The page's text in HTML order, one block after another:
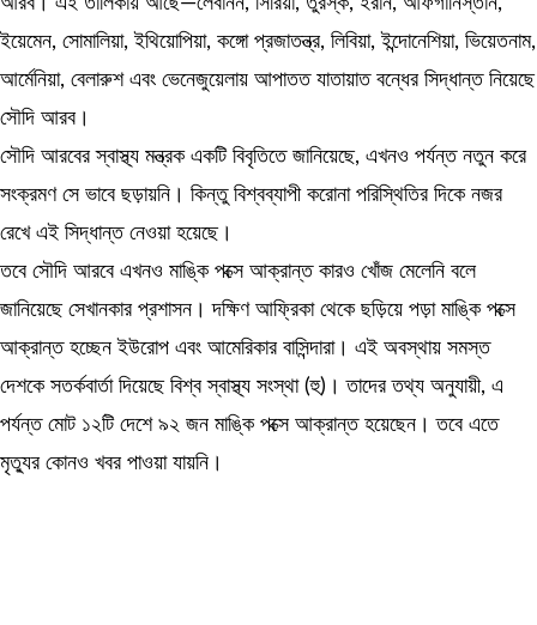
ইয়েমেন, সোমালিয়া, ইথিয়োপিয়া, কঙ্গো প্রজাতন্ত্র, লিবিয়া, ইন্দোনেশিয়া, ভিয়েতনাম,
আর্মেনিয়া, বেলারুশ এবং ভেনেজুয়েলায় আপাতত যাতায়াত বন্ধের সিদ্ধান্ত নিয়েছে
সৌদি আরব।
সৌদি আরবের স্বাস্থ্য মন্ত্রক একটি বিবৃতিতে জানিয়েছে, এখনও পর্যন্ত নতুন করে
সংক্রমণ সে ভাবে ছড়ায়নি। কিন্তু বিশ্বব্যাপী করোনা পরিস্থিতির দিকে নজর
রেখে এই সিদ্ধান্ত নেওয়া হয়েছে।
তবে সৌদি আরবে এখনও মাঙ্কি পক্সে আক্রান্ত কারও খোঁজ মেলেনি বলে
জানিয়েছে সেখানকার প্রশাসন। দক্ষিণ আফ্রিকা থেকে ছড়িয়ে পড়া মাঙ্কি পক্সে
আক্রান্ত হচ্ছেন ইউরোপ এবং আমেরিকার বাসিন্দারা। এই অবস্থায় সমস্ত
দেশকে সতর্কবার্তা দিয়েছে বিশ্ব স্বাস্থ্য সংস্থা (হু)। তাদের তথ্য অনুযায়ী, এ
পর্যন্ত মোট ১২টি দেশে ৯২ জন মাঙ্কি পক্সে আক্রান্ত হয়েছেন। তবে এতে
মৃত্যুর কোনও খবর পাওয়া যায়নি।